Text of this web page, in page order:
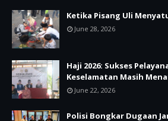
Ketika Pisang Uli
June 28, 2026
Haji 2026: Sukses
Keselamatan Masih
June 22, 2026
Polisi Bongkar Dugaan